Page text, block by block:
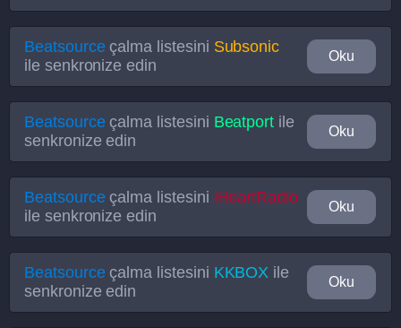
Beatsourceçalma listesini Subsonic
ile senkronize edin
Oku
Beatsourceçalma listesini Beatport ile
senkronize edin
Oku
Beatsourceçalma listesini iHeartRadio
ile senkronize edin
Oku
Beatsourceçalma listesini KKBOX ile
senkronize edin
Oku